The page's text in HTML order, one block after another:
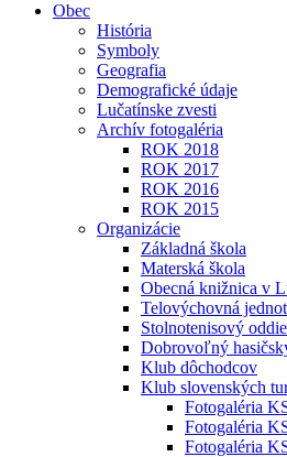
Obec
História
Symboly
Geografia
Demografické údaje
Lučatínske zvesti
Archív fotogaléria
ROK 2018
ROK 2017
ROK 2016
ROK 2015
Organizácie
Základná škola
Materská škola
Obecná knižnica v
Telovýchovná
Stolnotenisový
Dobrovoľný
Klub dôchodcov
Klub slovenských
Fotogaléria
Fotogaléria
Fotogaléria